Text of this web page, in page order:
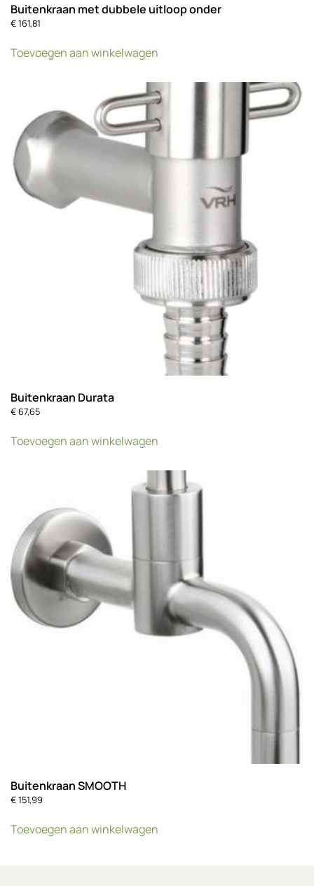
Buitenkraan met dubbele uitloop onder
€161,81
Toevoegen aan winkelwagen
Buitenkraan Durata
€67,65
Toevoegen aan winkelwagen
Buitenkraan SMOOTH
€151,99
Toevoegen aan winkelwagen